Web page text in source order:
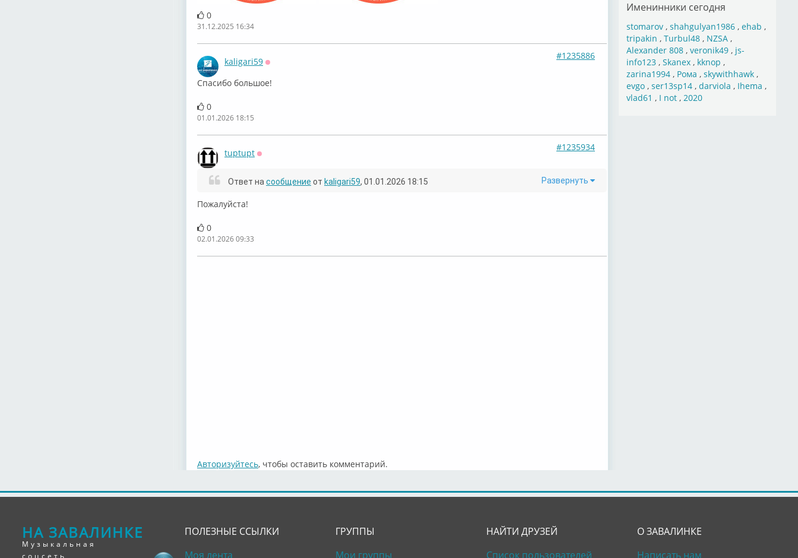
0
31.12.2025 16:34
kaligari59
#1235886
Спасибо большое!
0
01.01.2026 18:15
tuptupt
#1235934
Развернуть
Ответ на сообщение от kaligari59, 01.01.2026 18:15
Пожалуйста!
0
02.01.2026 09:33
Авторизуйтесь, чтобы оставить комментарий.
Именинники сегодня
stomarov, shahgulyan1986, ehab ,
tripakin , Turbul48, NZSA,
Alexander 808, veronik49, js-
info123, Skanex, kknop ,
zarina1994, Рома , skywithhawk,
evgo, ser13sp14, darviola , Ihema ,
vlad61 , I not, 2020
НА ЗАВАЛИНКЕ
Музыкальная
соцсеть
ПОЛЕЗНЫЕ ССЫЛКИ
Моя лента
ГРУППЫ
Мои группы
НАЙТИ ДРУЗЕЙ
Список пользователей
О ЗАВАЛИНКЕ
Написать нам